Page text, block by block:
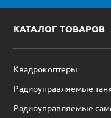
КАТАЛОГ ТОВАРОВ
Квадрокоптеры
Радиоуправляемые
Радиоуправляемые